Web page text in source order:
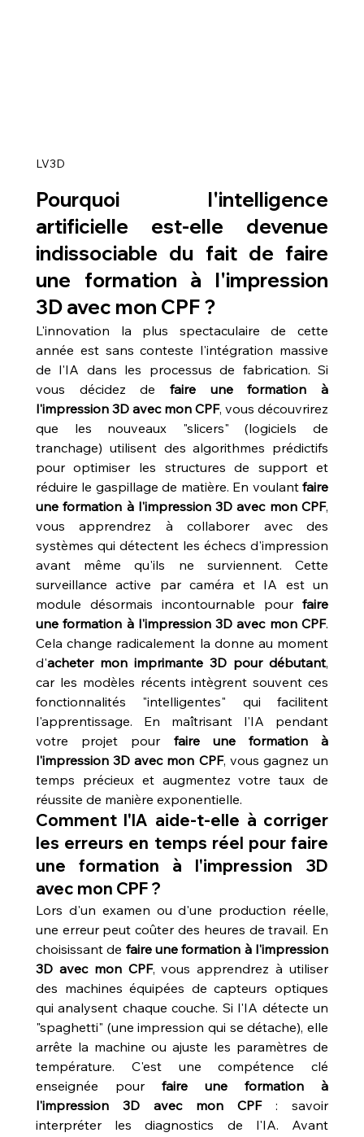
LV3D
Pourquoi l'intelligence
artificielle est-elle devenue
indissociable du fait de faire
une formation à l'impression
3D avec mon CPF ?
L'innovation la plus spectaculaire de cette
année est sans conteste l'intégration massive
de l'IA dans les processus de fabrication. Si
vous décidez de faire une formation à
l'impression 3D avec mon CPF, vous découvrirez
que les nouveaux "slicers" (logiciels de
tranchage) utilisent des algorithmes prédictifs
pour optimiser les structures de support et
réduire le gaspillage de matière. En voulant faire
une formation à l'impression 3D avec mon CPF,
vous apprendrez à collaborer avec des
systèmes qui détectent les échecs d'impression
avant même qu'ils ne surviennent. Cette
surveillance active par caméra et IA est un
module désormais incontournable pour faire
une formation à l'impression 3D avec mon CPF.
Cela change radicalement la donne au moment
d'acheter mon imprimante 3D pour débutant,
car les modèles récents intègrent souvent ces
fonctionnalités "intelligentes" qui facilitent
l'apprentissage. En maîtrisant l'IA pendant
votre projet pour faire une formation à
l'impression 3D avec mon CPF, vous gagnez un
temps précieux et augmentez votre taux de
réussite de manière exponentielle.
Comment l'IA aide-t-elle à corriger
les erreurs en temps réel pour faire
une formation à l'impression 3D
avec mon CPF ?
Lors d'un examen ou d'une production réelle,
une erreur peut coûter des heures de travail. En
choisissant de faire une formation à l'impression
3D avec mon CPF, vous apprendrez à utiliser
des machines équipées de capteurs optiques
qui analysent chaque couche. Si l'IA détecte un
"spaghetti" (une impression qui se détache), elle
arrête la machine ou ajuste les paramètres de
température. C'est une compétence clé
enseignée pour faire une formation à
l'impression 3D avec mon CPF : savoir
interpréter les diagnostics de l'IA. Avant